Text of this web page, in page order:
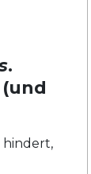
.
hindert,